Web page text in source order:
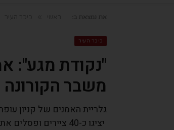
כיכר העיר
"נקודת מגע":
משבר הקורונה
גלריית האמנים של קניון
יציגו כ-40 ציירים